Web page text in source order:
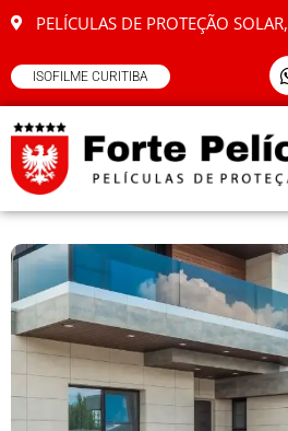
PELÍCULAS DE PROTEÇÃO SOLAR,
ISOFILME CURITIBA